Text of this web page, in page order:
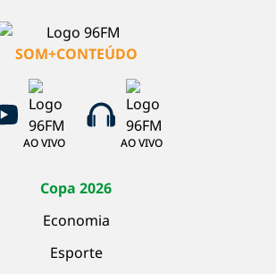
SOM+CONTEÚDO
AO VIVO AO VIVO
Copa 2026
Economia
Esporte